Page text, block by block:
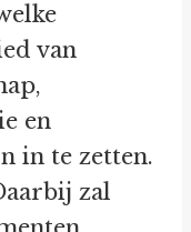
van
en
in te zetten.
zal